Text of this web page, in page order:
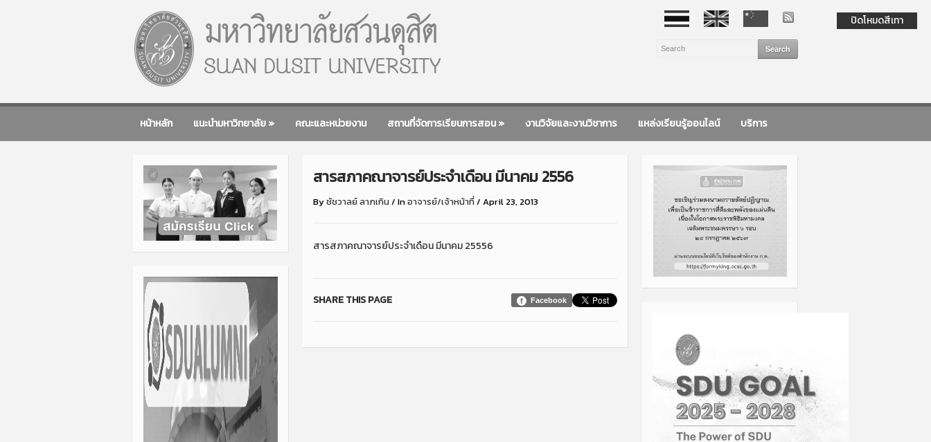
หน้าหลัก แนะนำมหาวิทยาลัย» คณะและหน่วยงาน สถานที่จัดการเรียนการสอน» งานวิจัยและงานวิชาการ แหล่งเรียนรู้ออนไลน์ บริการ
สารสภาคณาจารย์ประจำเดือน มีนาคม 2556
Byชัชวาลย์ ลาภเกิน /Inอาจารย์/เจ้าหน้าที่/April 23, 2013
สารสภาคณาจารย์ประจำเดือน มีนาคม 25556
Facebook
SHARE THIS PAGE
ปิดโหมดสีเทา